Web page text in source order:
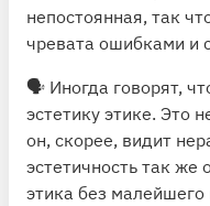
непостоянная, так
чревата ошибками и
🗣 Иногда говорят,
эстетику этике. Это
он, скорее, видит
эстетичность так же
этика без